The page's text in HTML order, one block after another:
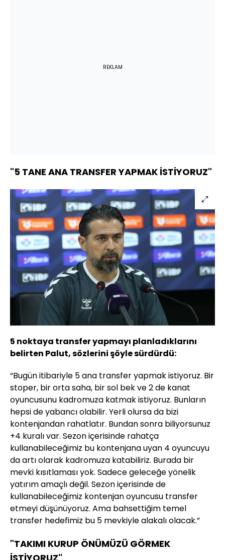
REKLAM
"5 TANE ANA TRANSFER YAPMAK İSTİYORUZ"
5 noktaya transfer yapmayı planladıklarını
belirten Palut, sözlerini şöyle sürdürdü:
“Bugün itibariyle 5 ana transfer yapmak istiyoruz. Bir
stoper, bir orta saha, bir sol bek ve 2 de kanat
oyuncusunu kadromuza katmak istiyoruz. Bunların
hepsi de yabancı olabilir. Yerli olursa da bizi
kontenjandan rahatlatır. Bundan sonra biliyorsunuz
+4 kuralı var. Sezon içerisinde rahatça
kullanabileceğimiz bu kontenjana uyan 4 oyuncuyu
da artı olarak kadromuza katabiliriz. Burada bir
mevki kısıtlaması yok. Sadece geleceğe yönelik
yatırım amaçlı değil. Sezon içerisinde de
kullanabileceğimiz kontenjan oyuncusu transfer
etmeyi düşünüyoruz. Ama bahsettiğim temel
transfer hedefimiz bu 5 mevkiyle alakalı olacak.”
"TAKIMI KURUP ÖNÜMÜZÜ GÖRMEK